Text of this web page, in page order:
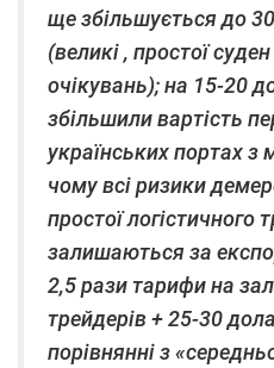
ще збільшується до
(великі , простої
очікувань); на 15-20
збільшили вартість
українських портах
чому всі ризики
простої логістичного
залишаються за
2,5 рази тарифи на
трейдерів + 25-30
порівнянні з